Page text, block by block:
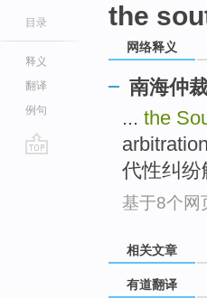
目录
释义
翻译
例句
the
网络释义
南海仲
... the
代性纠纷
基于8个网
相关文章
有道翻译